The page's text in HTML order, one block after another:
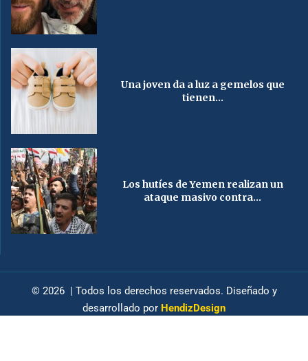
Una joven da a luz a gemelos que
tienen...
Los hutíes de Yemen realizan un
ataque masivo contra...
© 2026 | Todos los derechos reservados. Diseñado y
desarrollado por HendizDesign